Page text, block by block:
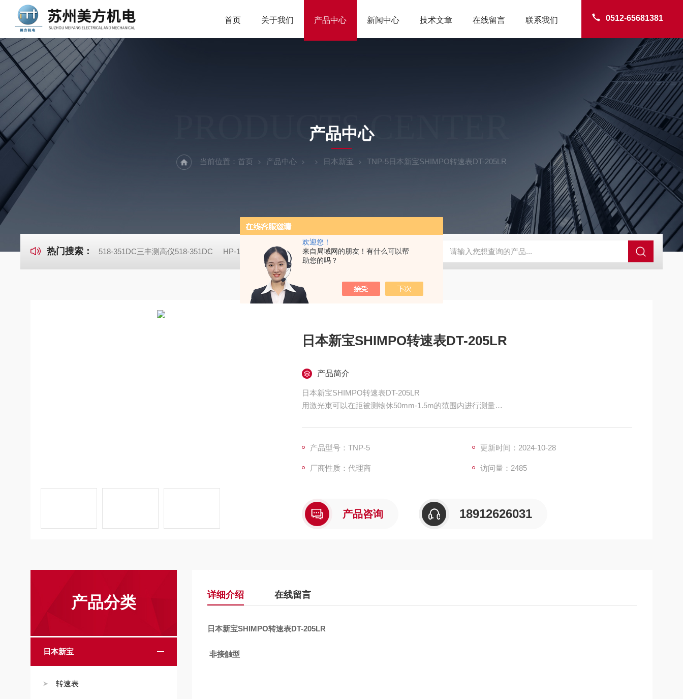
欢迎您！
来自局域网的朋友！有什么可以帮
助您的吗？
0512-65681381
首页 关于我们 产品中心 新闻中心 技术文章 在线留言 联系我们
PRODUCTS CENTER
产品中心
当前位置： 首页 产品中心 日本新宝 TNP-5日本新宝SHIMPO转速表DT-205LR
热门搜索： 518-351DC三丰测高仪518-351DC HP-100HIOS苏州扭力测试仪HP-100 CM-700D维修美能达CM-700d色差仪操作说明 三丰电子数显高度规543-471B SJ-210三丰粗
日本新宝SHIMPO转速表DT-205LR
产品简介
日本新宝SHIMPO转速表DT-205LR
用激光束可以在距被测物休50mm-1.5m的范围内进行测量
采用优质耐用的铝合金外壳
产品型号：TNP-5 更新时间：2024-10-28
厂商性质：代理商 访问量：2485
产品咨询 18912626031
产品分类
日本新宝
转速表
详细介绍 在线留言
日本新宝SHIMPO转速表DT-205LR
非接触型